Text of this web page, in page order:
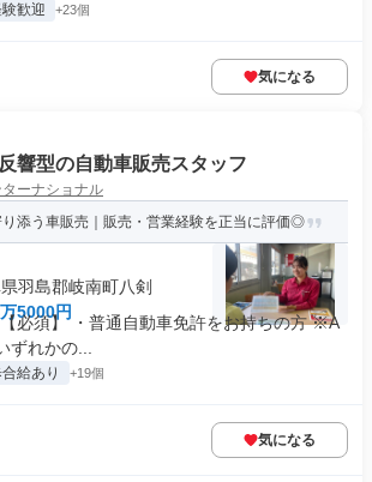
歓迎 +23個
気になる
響型の自動車販売スタッフ
ーナショナル
添う車販売｜販売・営業経験を正当に評価◎
羽島郡岐南町八剣
5000円
必須】 ・普通自動車免許をお持ちの方 ※A
ずれかの...
給あり +19個
気になる